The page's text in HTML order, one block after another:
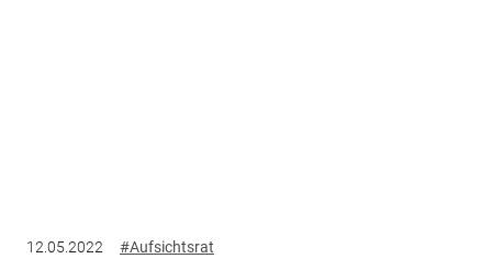
12.05.2022 #Aufsichtsrat